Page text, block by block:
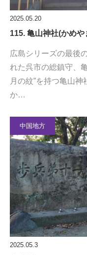
2025.05.20
115. 亀山神社(かめ
広島シリーズの最後
れた呉市の総鎮守、
月の紋”を持つ亀山
か…
中国地方
2025.05.3